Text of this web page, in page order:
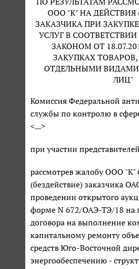
ООО "К" НА ДЕЙСТВИЯ
ЗАКАЗЧИКА ПРИ
УСЛУГ В
ЗАКОНОМ ОТ
ЗАКУПКАХ ТОВАРОВ,
ОТДЕЛЬНЫМИ
ЛИЦ"
Комиссия Федеральной
службы по контролю в
<...>
при участии
рассмотрев жалобу ООО "К"
(бездействие) заказчика
проведении открытого
форме N 672/ОАЭ-ТЭ/18 на
договора на выполнение
капитальному ремонту
средств Юго-Восточной
энергообеспечению -